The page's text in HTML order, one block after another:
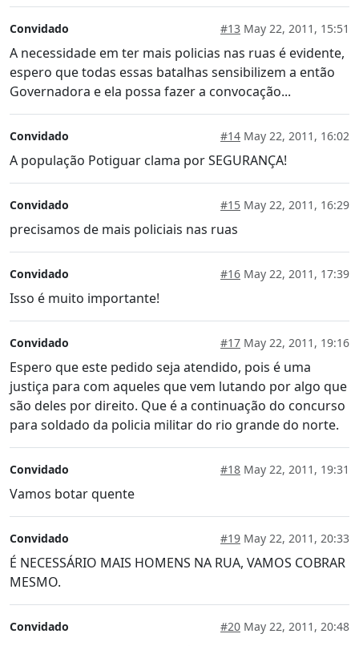
Convidado #13 May 22, 2011, 15:51
A necessidade em ter mais policias nas ruas é evidente,
espero que todas essas batalhas sensibilizem a então
Governadora e ela possa fazer a convocação...
Convidado #14 May 22, 2011, 16:02
A população Potiguar clama por SEGURANÇA!
Convidado #15 May 22, 2011, 16:29
precisamos de mais policiais nas ruas
Convidado #16 May 22, 2011, 17:39
Isso é muito importante!
Convidado #17 May 22, 2011, 19:16
Espero que este pedido seja atendido, pois é uma
justiça para com aqueles que vem lutando por algo que
são deles por direito. Que é a continuação do concurso
para soldado da policia militar do rio grande do norte.
Convidado #18 May 22, 2011, 19:31
Vamos botar quente
Convidado #19 May 22, 2011, 20:33
É NECESSÁRIO MAIS HOMENS NA RUA, VAMOS COBRAR
MESMO.
Convidado #20 May 22, 2011, 20:48